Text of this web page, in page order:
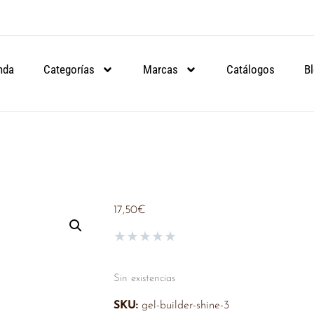
DE 90€.
DE 90€.
DE 90€.
Categorías Marcas Catálogos
17,50€
★★★★★
Sin existencias
SKU: gel-builder-shine-3